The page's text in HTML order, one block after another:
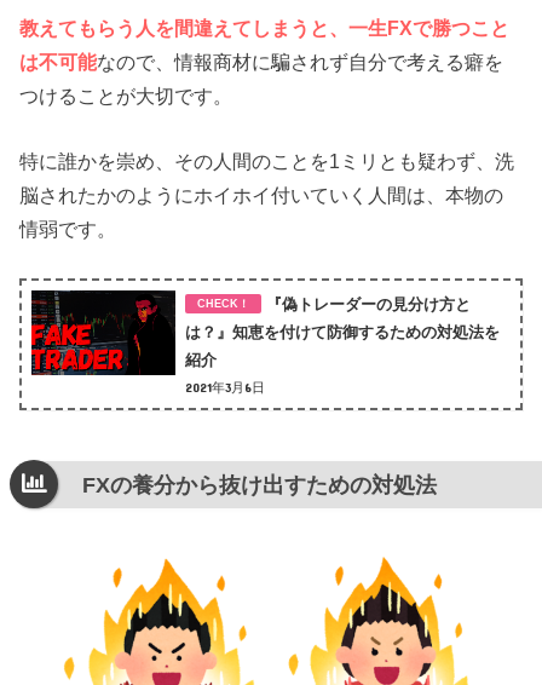
教えてもらう人を間違えてしまうと、一生FXで勝つこと
は不可能なので、情報商材に騙されず自分で考える癖を
つけることが大切です。
特に誰かを崇め、その人間のことを1ミリとも疑わず、洗
脳されたかのようにホイホイ付いていく人間は、本物の
情弱です。
『偽トレーダーの見分け方と
は？』知恵を付けて防御するための対処法を
紹介
2021年3月6日
FXの養分から抜け出すための対処法